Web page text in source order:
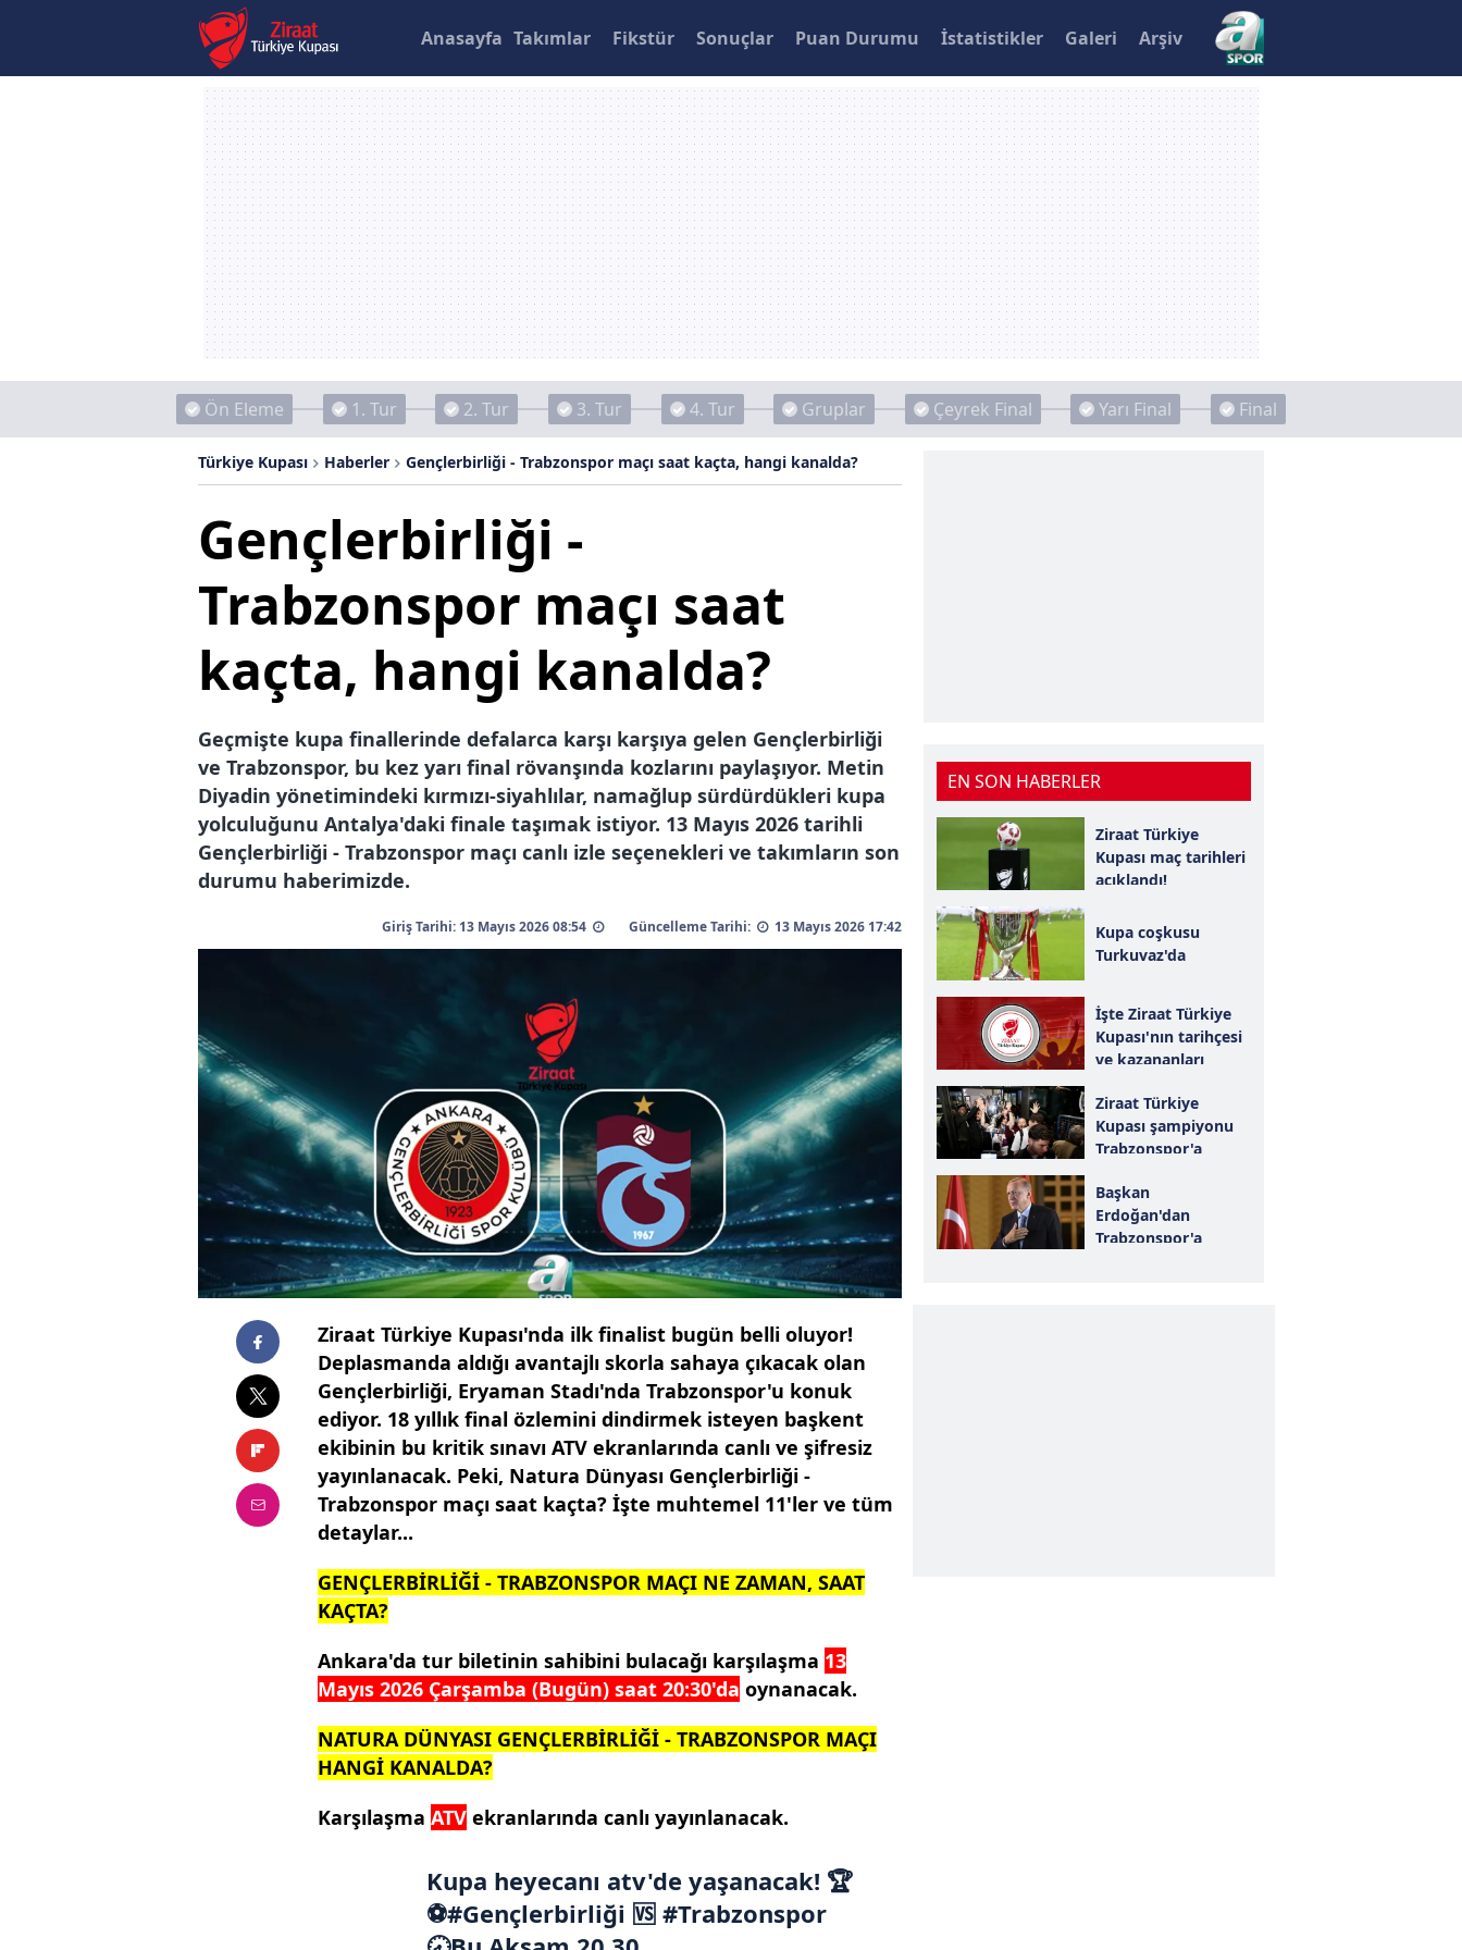
Anasayfa Takımlar Fikstür Sonuçlar Puan Durumu İstatistikler Galeri Arşiv
Ön Eleme 1. Tur 2. Tur 3. Tur 4. Tur Gruplar Çeyrek Final Yarı Final Final
Türkiye Kupası Haberler Gençlerbirliği - Trabzonspor maçı saat kaçta, hangi kanalda?
Gençlerbirliği -
Trabzonspor maçı saat
kaçta, hangi kanalda?
Geçmişte kupa finallerinde defalarca karşı karşıya gelen Gençlerbirliği
ve Trabzonspor, bu kez yarı final rövanşında kozlarını paylaşıyor. Metin
Diyadin yönetimindeki kırmızı-siyahlılar, namağlup sürdürdükleri kupa
yolculuğunu Antalya'daki finale taşımak istiyor. 13 Mayıs 2026 tarihli
Gençlerbirliği - Trabzonspor maçı canlı izle seçenekleri ve takımların son
durumu haberimizde.
Giriş Tarihi: 13 Mayıs 2026 08:54 Güncelleme Tarihi: 13 Mayıs 2026 17:42
Ziraat Türkiye Kupası'nda ilk finalist bugün belli oluyor!
Deplasmanda aldığı avantajlı skorla sahaya çıkacak olan
Gençlerbirliği, Eryaman Stadı'nda Trabzonspor'u konuk
ediyor. 18 yıllık final özlemini dindirmek isteyen başkent
ekibinin bu kritik sınavı ATV ekranlarında canlı ve şifresiz
yayınlanacak. Peki, Natura Dünyası Gençlerbirliği -
Trabzonspor maçı saat kaçta? İşte muhtemel 11'ler ve tüm
detaylar...
GENÇLERBİRLİĞİ - TRABZONSPOR MAÇI NE ZAMAN, SAAT
KAÇTA?
Ankara'da tur biletinin sahibini bulacağı karşılaşma 13
Mayıs 2026 Çarşamba (Bugün) saat 20:30'da oynanacak.
NATURA DÜNYASI GENÇLERBİRLİĞİ - TRABZONSPOR MAÇI
HANGİ KANALDA?
Karşılaşma ATV ekranlarında canlı yayınlanacak.
Kupa heyecanı atv'de yaşanacak! 🏆
⚽#Gençlerbirliği 🆚 #Trabzonspor
EN SON HABERLER
Ziraat Türkiye
Kupası maç tarihleri
açıklandı!
Kupa coşkusu
Turkuvaz'da
İşte Ziraat Türkiye
Kupası'nın tarihçesi
ve kazananları
Ziraat Türkiye
Kupası şampiyonu
Trabzonspor'a
Başkan
Erdoğan'dan
Trabzonspor'a